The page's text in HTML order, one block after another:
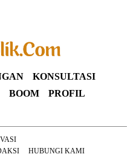
KONSULTASI
BOOM
PROFIL
HUBUNGI KAMI